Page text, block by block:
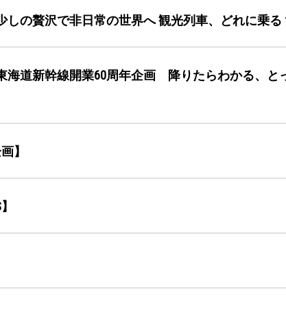
しの贅沢で非日常の世界へ 観光列車、どれに乗る
海道新幹線開業60周年企画 降りたらわかる、
】